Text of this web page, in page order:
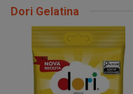
Dori Gelatina